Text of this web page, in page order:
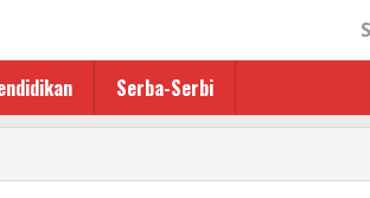
Serba-Serbi